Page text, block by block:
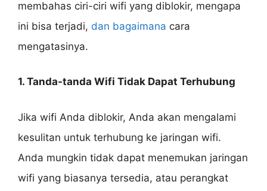
membahas ciri-ciri wifi yang diblokir, mengapa
ini bisa terjadi, dan bagaimana cara
mengatasinya.
1. Tanda-tanda Wifi Tidak Dapat Terhubung
Jika wifi Anda diblokir, Anda akan mengalami
kesulitan untuk terhubung ke jaringan wifi.
Anda mungkin tidak dapat menemukan jaringan
wifi yang biasanya tersedia, atau perangkat